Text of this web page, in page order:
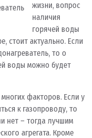
жизни, вопрос
наличия
горячей воды
стоит актуально. Если
то о
воды можно будет
факторов. Если у
к газопроводу, то
нет – тогда лучшим
агрегата. Кроме